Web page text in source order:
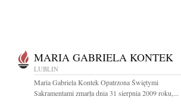
MARIA GABRIELA KONTEK
LUBLIN
Maria Gabriela Kontek Opatrzona Świętymi
Sakramentami zmarła dnia 31 sierpnia 2009 roku,...